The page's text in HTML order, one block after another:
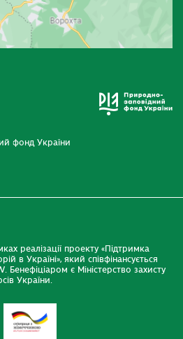
фонд України
реалізації проекту «Підтримка
в Україні», який співфінансується
є Міністерство захисту
України.